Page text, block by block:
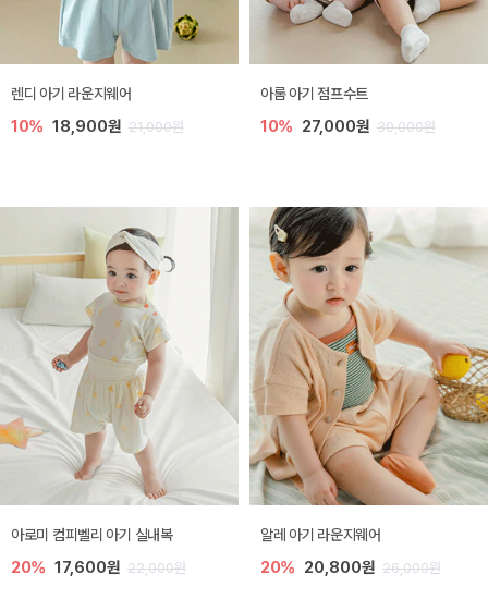
렌디 아기 라운지웨어
10% 18,900원 21,000원
아롬 아기 점프수트
10% 27,000원 30,000원
아로미 컴피벨리 아기 실내복
20% 17,600원 22,000원
알레 아기 라운지웨어
20% 20,800원 26,000원